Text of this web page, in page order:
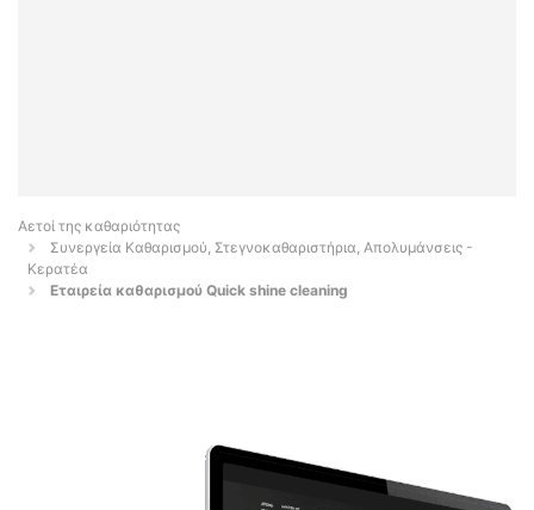
Αετοί της καθαριότητας
Συνεργεία Καθαρισμού, Στεγνοκαθαριστήρια, Απολυμάνσεις -
Κερατέα
Εταιρεία καθαρισμού Quick shine cleaning